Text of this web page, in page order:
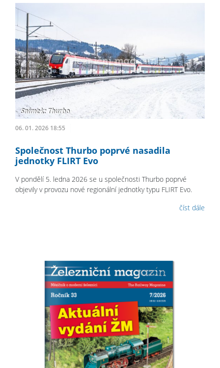
06. 01. 2026 18:55
Společnost Thurbo poprvé nasadila
jednotky FLIRT Evo
V pondělí 5. ledna 2026 se u společnosti Thurbo poprvé
objevily v provozu nové regionální jednotky typu FLIRT Evo.
číst dále